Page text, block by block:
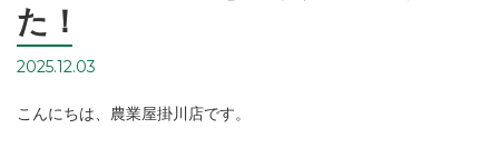
た！
2025.12.03
こんにちは、農業屋掛川店です。